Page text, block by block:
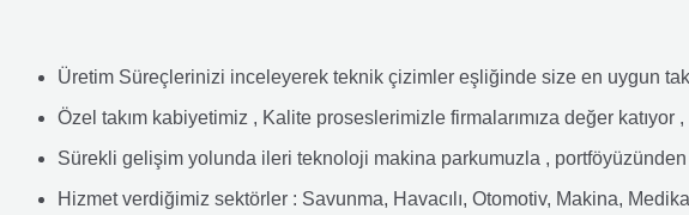
Üretim Süreçlerinizi inceleyerek teknik çizimler eşliğinde size en uygun
Özel takım kabiyetimiz , Kalite proseslerimizle firmalarımıza değer
Sürekli gelişim yolunda ileri teknoloji makina parkumuzla ,
Hizmet verdiğimiz sektörler : Savunma, Havacılı, Otomotiv, Makina,